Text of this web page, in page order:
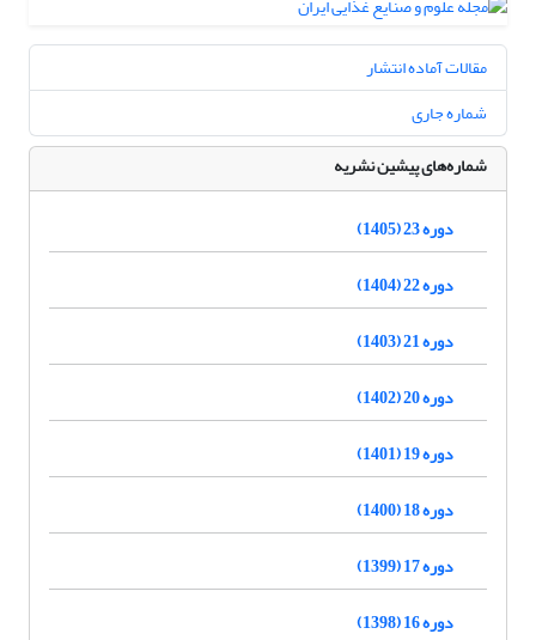
مقالات آماده انتشار
شماره جاری
شماره‌های پیشین نشریه
دوره 23 (1405)
دوره 22 (1404)
دوره 21 (1403)
دوره 20 (1402)
دوره 19 (1401)
دوره 18 (1400)
دوره 17 (1399)
دوره 16 (1398)